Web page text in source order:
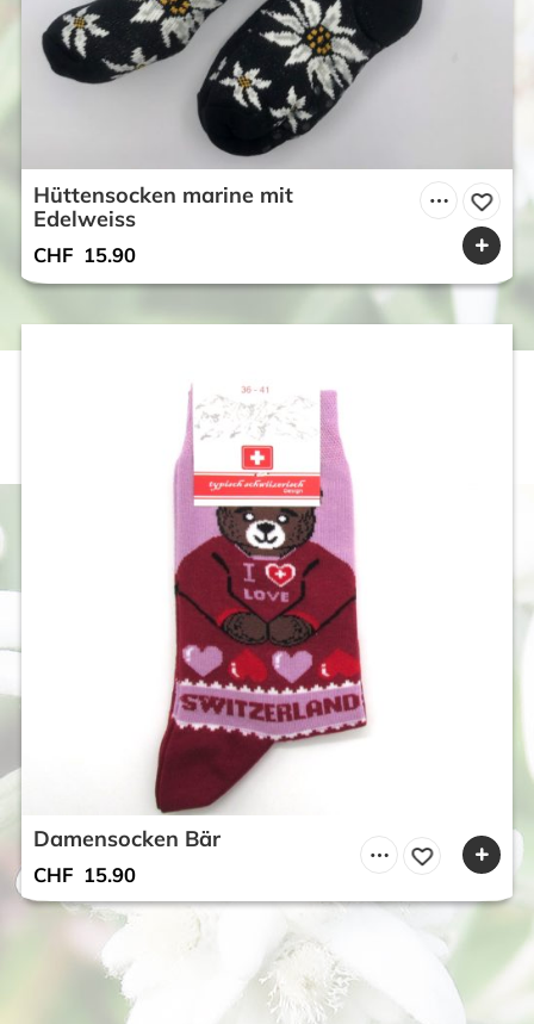
Hüttensocken marine mit
Edelweiss
CHF 15.90
Damensocken Bär
CHF 15.90